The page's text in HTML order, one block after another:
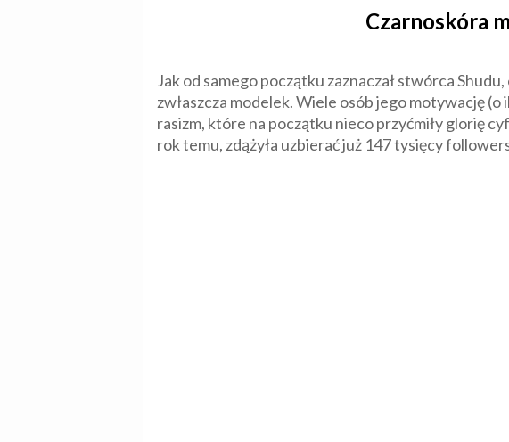
Czarnoskóra
Jak od samego początku zaznaczał stwórca
zwłaszcza modelek. Wiele osób jego motywację
rasizm, które na początku nieco przyćmiły glorię
rok temu, zdążyła uzbierać już 147 tysięcy